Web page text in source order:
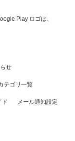
Play ロゴは、
せ
テゴリ一覧
ド メール通知設定